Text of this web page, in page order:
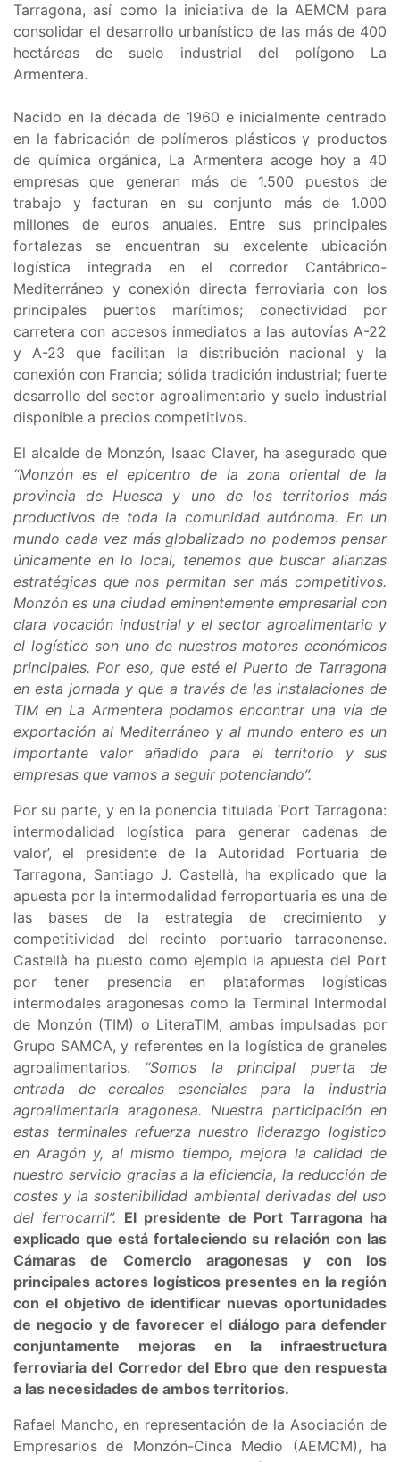
Tarragona, así como la iniciativa de la AEMCM para
consolidar el desarrollo urbanístico de las más de 400
hectáreas de suelo industrial del polígono La
Armentera.
Nacido en la década de 1960 e inicialmente centrado
en la fabricación de polímeros plásticos y productos
de química orgánica, La Armentera acoge hoy a 40
empresas que generan más de 1.500 puestos de
trabajo y facturan en su conjunto más de 1.000
millones de euros anuales. Entre sus principales
fortalezas se encuentran su excelente ubicación
logística integrada en el corredor Cantábrico-
Mediterráneo y conexión directa ferroviaria con los
principales puertos marítimos; conectividad por
carretera con accesos inmediatos a las autovías A-22
y A-23 que facilitan la distribución nacional y la
conexión con Francia; sólida tradición industrial; fuerte
desarrollo del sector agroalimentario y suelo industrial
disponible a precios competitivos.
El alcalde de Monzón, Isaac Claver, ha asegurado que
“Monzón es el epicentro de la zona oriental de la
provincia de Huesca y uno de los territorios más
productivos de toda la comunidad autónoma. En un
mundo cada vez más globalizado no podemos pensar
únicamente en lo local, tenemos que buscar alianzas
estratégicas que nos permitan ser más competitivos.
Monzón es una ciudad eminentemente empresarial con
clara vocación industrial y el sector agroalimentario y
el logístico son uno de nuestros motores económicos
principales. Por eso, que esté el Puerto de Tarragona
en esta jornada y que a través de las instalaciones de
TIM en La Armentera podamos encontrar una vía de
exportación al Mediterráneo y al mundo entero es un
importante valor añadido para el territorio y sus
empresas que vamos a seguir potenciando”.
Por su parte, y en la ponencia titulada ‘Port Tarragona:
intermodalidad logística para generar cadenas de
valor’, el presidente de la Autoridad Portuaria de
Tarragona, Santiago J. Castellà, ha explicado que la
apuesta por la intermodalidad ferroportuaria es una de
las bases de la estrategia de crecimiento y
competitividad del recinto portuario tarraconense.
Castellà ha puesto como ejemplo la apuesta del Port
por tener presencia en plataformas logísticas
intermodales aragonesas como la Terminal Intermodal
de Monzón (TIM) o LiteraTIM, ambas impulsadas por
Grupo SAMCA, y referentes en la logística de graneles
agroalimentarios. “Somos la principal puerta de
entrada de cereales esenciales para la industria
agroalimentaria aragonesa. Nuestra participación en
estas terminales refuerza nuestro liderazgo logístico
en Aragón y, al mismo tiempo, mejora la calidad de
nuestro servicio gracias a la eficiencia, la reducción de
costes y la sostenibilidad ambiental derivadas del uso
del ferrocarril”. El presidente de Port Tarragona ha
explicado que está fortaleciendo su relación con las
Cámaras de Comercio aragonesas y con los
principales actores logísticos presentes en la región
con el objetivo de identificar nuevas oportunidades
de negocio y de favorecer el diálogo para defender
conjuntamente mejoras en la infraestructura
ferroviaria del Corredor del Ebro que den respuesta
a las necesidades de ambos territorios.
Rafael Mancho, en representación de la Asociación de
Empresarios de Monzón-Cinca Medio (AEMCM), ha